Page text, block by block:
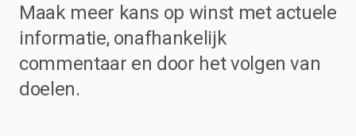
Maak meer kans op winst met actuele
informatie, onafhankelijk
commentaar en door het volgen van
doelen.